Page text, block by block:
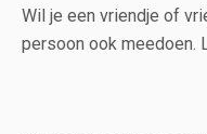
Wil je een vriendje of
persoon ook meedoen.